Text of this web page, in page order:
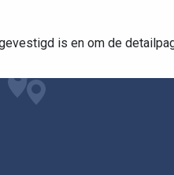
is en om de